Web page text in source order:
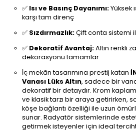
✅ Isı ve Basınç Dayanımı:Yüksek
karşı tam direnç
✅ Sızdırmazlık:Çift conta sistemi
✅ Dekoratif Avantaj:Altın renkli
dekorasyonu tamamlar
İç mekân tasarımına prestij katan
Vanası Lüks Altın, sadece bir
dekoratif bir detaydır. Krom
ve klasik tarzı bir araya getirirken,
köşe bağlantı özelliği ile uzun
sunar. Radyatör sistemlerinde
getirmek isteyenler için ideal